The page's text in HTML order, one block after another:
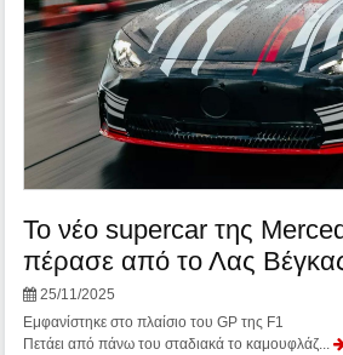
Το νέο supercar της
πέρασε από το Λας
25/11/2025
Εμφανίστηκε στο πλαίσιο του GP της F1
Πετάει από πάνω του σταδιακά το καμουφλάζ...